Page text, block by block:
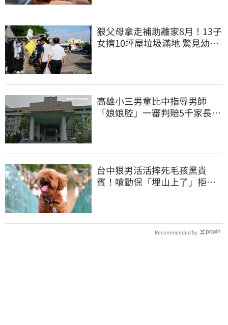
狠父母拿走補助離家8月！13子
女擠10坪屋垃圾滿地 驚見幼童
高雄小三男童比中指辱男師
「娘娘腔」一審判賠5千家長不
台中狠男活活摔死毛孩黑貴
賓！嗆動保「埋山上了」拒交
Recommended by